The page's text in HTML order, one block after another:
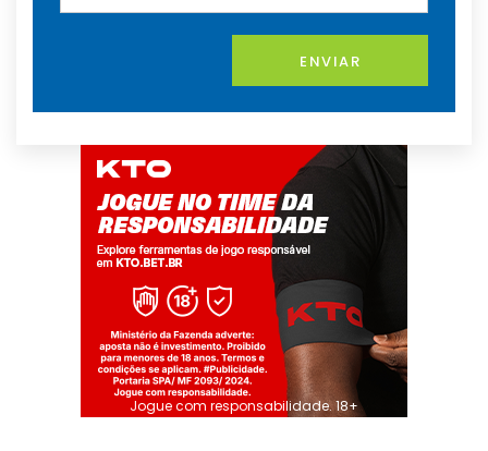
ENVIAR
Jogue com responsabilidade. 18+